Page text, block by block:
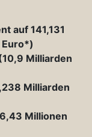
auf 141,131
Euro*)
Milliarden
Milliarden
Millionen